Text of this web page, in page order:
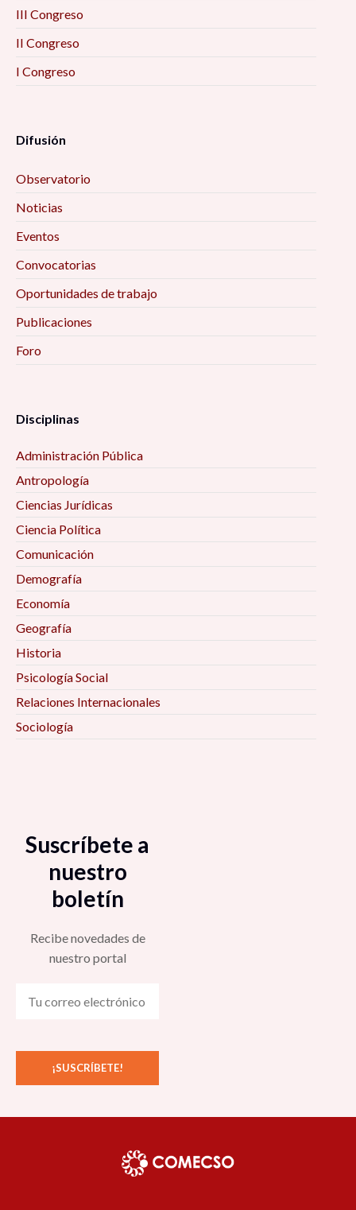
III Congreso
II Congreso
I Congreso
Difusión
Observatorio
Noticias
Eventos
Convocatorias
Oportunidades de trabajo
Publicaciones
Foro
Disciplinas
Administración Pública
Antropología
Ciencias Jurídicas
Ciencia Política
Comunicación
Demografía
Economía
Geografía
Historia
Psicología Social
Relaciones Internacionales
Sociología
Suscríbete a
nuestro
boletín
Recibe novedades de
nuestro portal